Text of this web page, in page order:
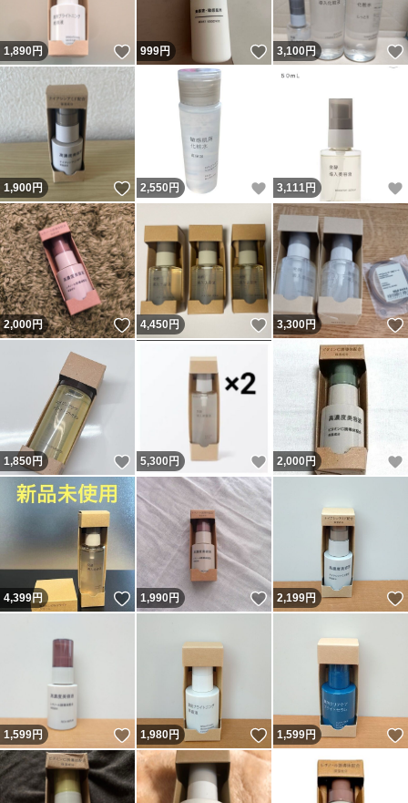
1,890円 いいね！
999円 いいね！
3,100円
1,900円 いいね！
2,550 円 いいね！
3,111円
2,000円 いいね！
4,450円 いいね！
3,300円
1,850円 いいね！
5,300 円 いいね！
2,000 円
4,399円 いいね！
1,990円 いいね！
2,199円
1,599円 いいね！
1,980円 いいね！
1,599円